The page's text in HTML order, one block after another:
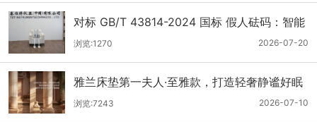
对标 GB/T 43814-2024 国标 假人砝码：智能
功能家具检测标准载荷工装
2026-07-20
浏览:1270
雅兰床垫第一夫人·至雅款，打造轻奢静谧好眠
2026-07-10
浏览:7243